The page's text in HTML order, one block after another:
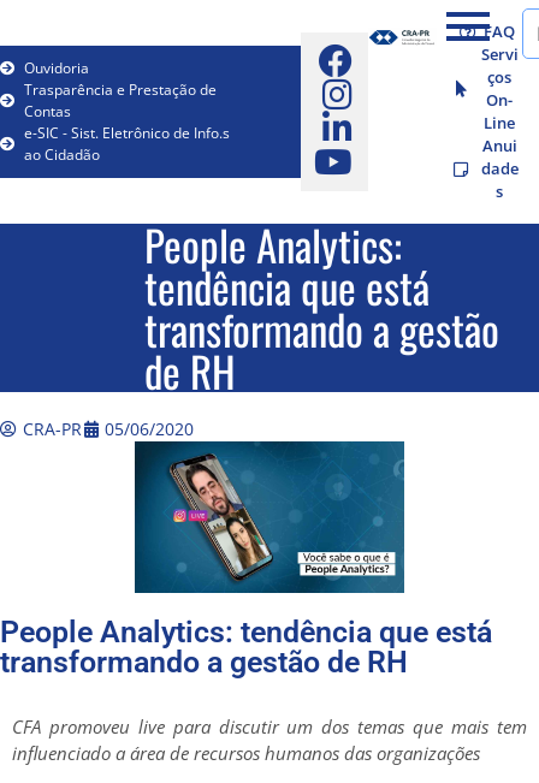
Ouvidoria
Trasparência e Prestação de
Contas
e-SIC - Sist. Eletrônico de Info.s
ao Cidadão
FAQ
Servi
ços
On-
Line
Anui
dade
s
People Analytics:
tendência que está
transformando a gestão
de RH
CRA-PR 05/06/2020
People Analytics: tendência que está
transformando a gestão de RH
CFA promoveu live para discutir um dos temas que mais tem
influenciado a área de recursos humanos das organizações